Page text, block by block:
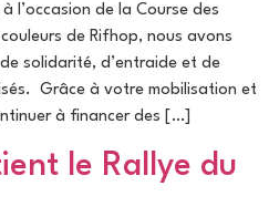
l’occasion de la Course des
de Rifhop, nous avons
solidarité, d’entraide et de
Grâce à votre mobilisation et
à financer des […]
le Rallye du